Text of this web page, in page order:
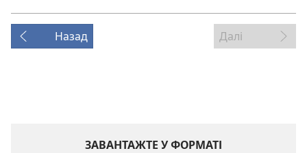
Назад Далі
ЗАВАНТАЖТЕ У ФОРМАТІ